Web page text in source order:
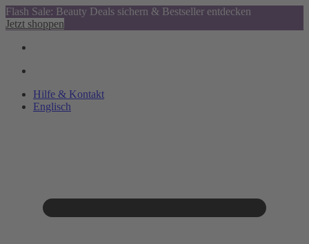
Flash Sale: Beauty Deals sichern & Bestseller entdecken
Jetzt shoppen
Hilfe & Kontakt
Englisch